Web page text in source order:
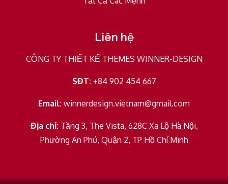
Liên hệ
CÔNG TY THIẾT KẾ THEMES WINNER-DESIGN
SĐT: +84 902 454 667
Email: winnerdesign.vietnam@gmail.com
Địa chỉ: Tầng 3, The Vista, 628C Xa Lộ Hà Nội,
Phường An Phú, Quận 2, TP Hồ Chí Minh